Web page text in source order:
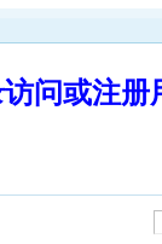
访问或注